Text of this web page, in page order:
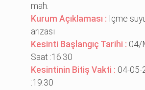
mah.
Kurum Açıklaması : İçme
arızası
Kesinti Başlangıç Tarihi : 04/
Saat :16:30
Kesintinin Bitiş Vakti : 04-05-
:19:30